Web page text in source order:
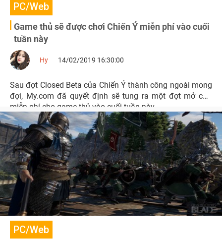
PC/Web
Game thủ sẽ được chơi Chiến Ý miễn phí vào cuối
tuần này
Hy 14/02/2019 16:30:00
Sau đợt Closed Beta của Chiến Ý thành công ngoài mong
đợi, My.com đã quyết định sẽ tung ra một đợt mở cửa
miễn phí cho game thủ vào cuối tuần này.
PC/Web